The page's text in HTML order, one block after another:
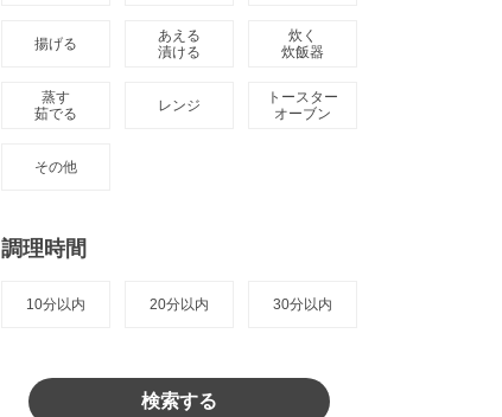
揚げる
あえる
漬ける
炊く
炊飯器
蒸す
茹でる
レンジ
トースター
オーブン
その他
調理時間
10分以内 20分以内 30分以内
検索する